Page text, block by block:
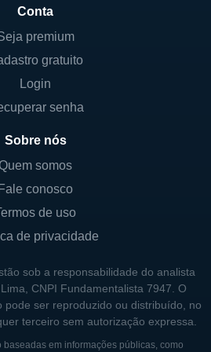
permite que o
segmentos de
seu impacto na
implementa estratégias
e programas de
da oferta de
e uma experiência
Bancorp se posiciona
base de clientes e, em
e a ética nos
essenciais que
operações da empresa,
sua credibilidade no setor.
Conta
premium
gratuito
Login
senha
Sobre nós
somos
Fale conosco
de uso
de privacidade
sob a responsabilidade do analista
CNPI Fundamentalista 7947. O
pode ser reproduzido ou distribuído, no
terceiro sem autorização expressa.
em informações públicas, como